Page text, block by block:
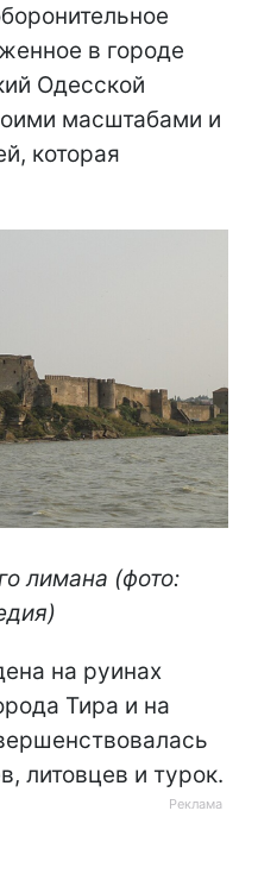
в городе
Одесской
масштабами и
которая
лимана (фото:
на руинах
Тира и на
литовцев и турок.